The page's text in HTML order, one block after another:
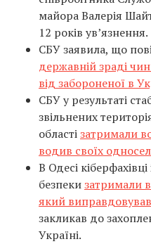
майора Валерія
12 років ув’язнення.
СБУ заявила, що
державній зраді
від забороненої в
СБУ у результаті
звільнених
областізатримали
водив своїх
В Одесі
безпекизатримали
який
закликав до
Україні.